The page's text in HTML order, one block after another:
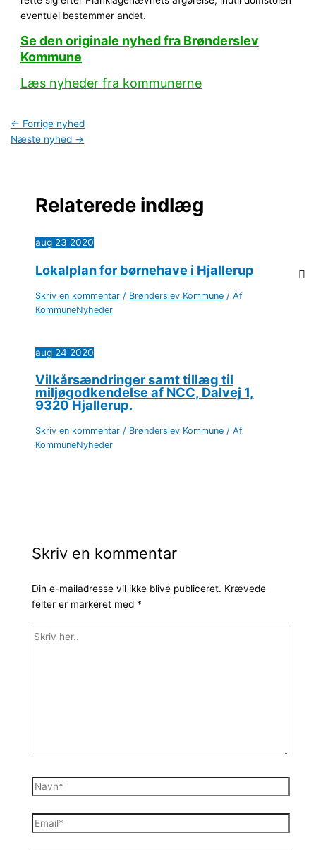
eventuel bestemmer andet.
Se den originale nyhed fra Brønderslev
Kommune
Læs nyheder fra kommunerne
← Forrige nyhed
Næste nyhed →
Relaterede indlæg
aug 23 2020
Lokalplan for børnehave i Hjallerup
Skriv en kommentar / Brønderslev Kommune/ Af
KommuneNyheder
aug 24 2020
Vilkårsændringer samt tillæg til
miljøgodkendelse af NCC, Dalvej 1,
9320 Hjallerup.
Skriv en kommentar / Brønderslev Kommune/ Af
KommuneNyheder
Skriv en kommentar
Din e-mailadresse vil ikke blive publiceret. Krævede
felter er markeret med *
Skriv
Navn*
Email*